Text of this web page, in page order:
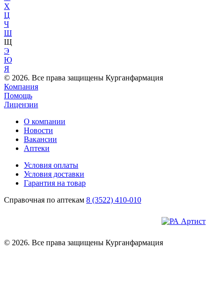
Х
Ц
Ч
Ш
Щ
Э
Ю
Я
© 2026. Все права защищены Курганфармация
Компания
Помощь
Лицензии
О компании
Новости
Вакансии
Аптеки
Условия оплаты
Условия доставки
Гарантия на товар
Справочная по аптекам 8 (3522) 410-010
© 2026. Все права защищены Курганфармация